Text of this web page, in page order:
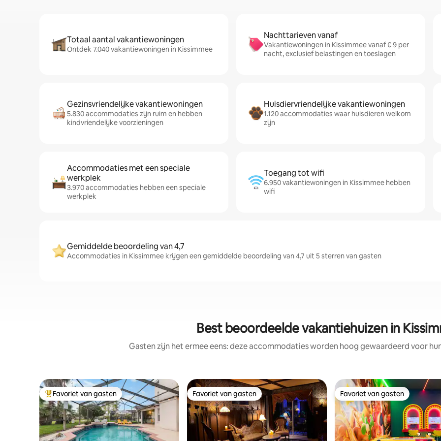
Totaal aantal vakantiewoningen
Ontdek 7.040 vakantiewoningen in Kissimmee
Nachttarieven vanaf
Vakantiewoningen in Kissimmee vanaf € 9 per
nacht, exclusief belastingen en toeslagen
Gezinsvriendelijke vakantiewoningen
5.830 accommodaties zijn ruim en hebben
kindvriendelijke voorzieningen
Huisdiervriendelijke vakantiewoningen
1.120 accommodaties waar huisdieren welkom
zijn
Accommodaties met een speciale
werkplek
3.970 accommodaties hebben een speciale
werkplek
Toegang tot wifi
6.950 vakantiewoningen in Kissimmee hebben
wifi
Gemiddelde beoordeling van 4,7
Accommodaties in Kissimmee krijgen een gemiddelde beoordeling van 4,7 uit 5 sterren van gasten
Best beoordeelde vakantiehuizen in
Gasten zijn het ermee eens: deze accommodaties worden hoog gewaardeerd voor
Topfavoriet van gasten
Favoriet van gasten Favoriet van gasten
Favoriet van gasten Favoriet van gasten
Favoriet van gasten